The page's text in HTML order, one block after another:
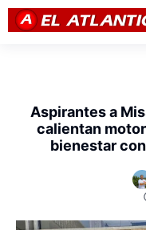
Aspirantes a
calientan
bienestar